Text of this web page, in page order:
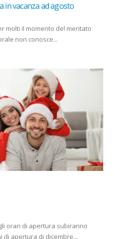
in vacanza ad agosto
molti il momento del meritato
non conosce...
orari di apertura subiranno
di apertura di dicembre...